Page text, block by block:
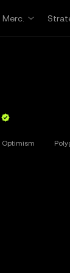
Merc.
Optimism